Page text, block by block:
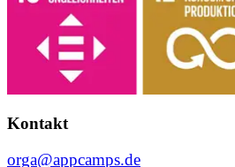
Kontakt
orga@appcamps.de